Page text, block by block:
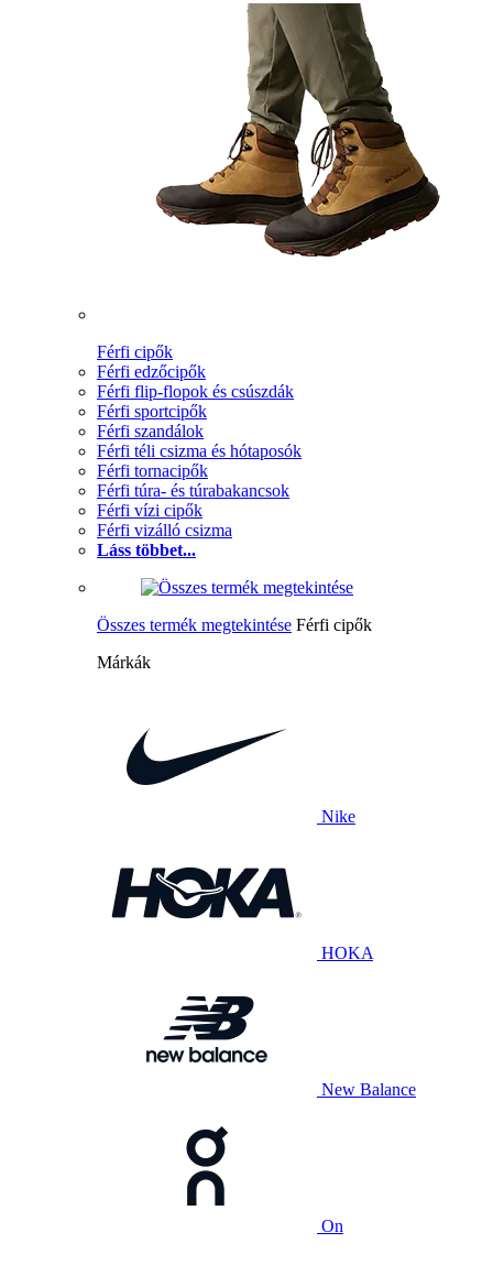
Férfi cipők
Férfi edzőcipők
Férfi flip-flopok és csúszdák
Férfi sportcipők
Férfi szandálok
Férfi téli csizma és hótaposók
Férfi tornacipők
Férfi túra- és túrabakancsok
Férfi vízi cipők
Férfi vizálló csizma
Láss többet...
Összes termék megtekintése Férfi cipők
Márkák
Nike
HOKA
New Balance
On